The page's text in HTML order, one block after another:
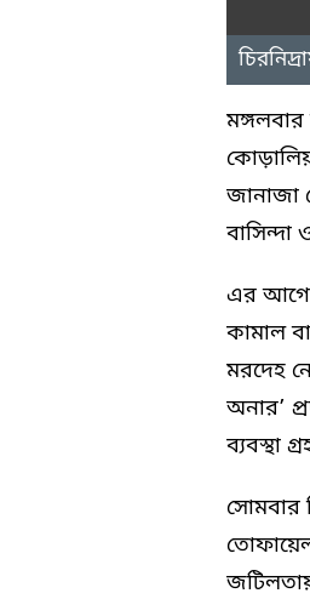
জানাজা
বাসিন্দা
এর আগে
কামাল
মরদেহ
অনার’
ব্যবস্থা
সোমবার